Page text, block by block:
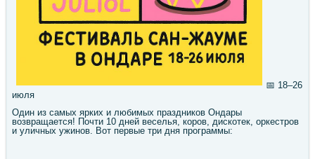
📅 18–26
июля
Один из самых ярких и любимых праздников Ондары
возвращается! Почти 10 дней веселья, коров, дискотек, оркестров
и уличных ужинов. Вот первые три дня программы: